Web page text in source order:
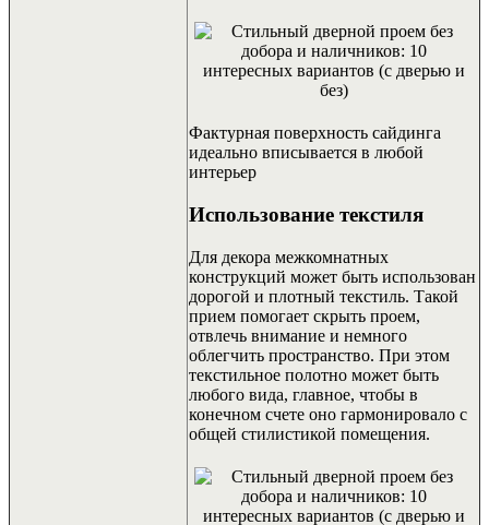
Фактурная поверхность сайдинга
идеально вписывается в любой
интерьер
Использование текстиля
Для декора межкомнатных
конструкций может быть использован
дорогой и плотный текстиль. Такой
прием помогает скрыть проем,
отвлечь внимание и немного
облегчить пространство. При этом
текстильное полотно может быть
любого вида, главное, чтобы в
конечном счете оно гармонировало с
общей стилистикой помещения.